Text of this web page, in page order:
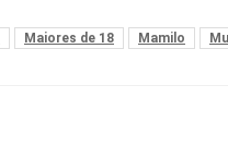
Maiores de 18 Mamilo